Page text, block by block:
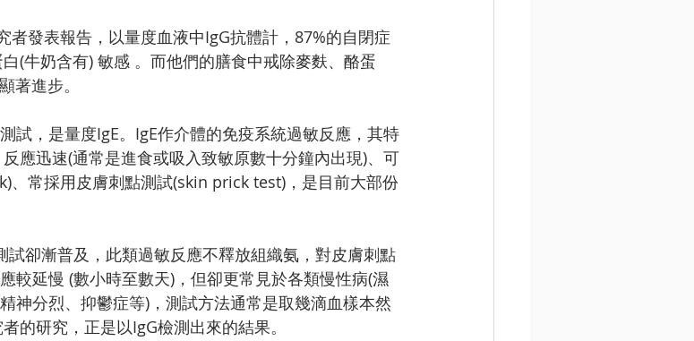
者發表報告，以量度血液中IgG抗體計，87%的自閉症
(牛奶含有) 敏感 。而他們的膳食中戒除麥麩、酪蛋
著進步。
試，是量度IgE。IgE作介體的免疫系統過敏反應，其特
應迅速(通常是進食或吸入致敏原數十分鐘內出現)、可
、常採用皮膚刺點測試(skin prick test)，是目前大部份
卻漸普及，此類過敏反應不釋放組織氨，對皮膚刺點
較延慢 (數小時至數天)，但卻更常見於各類慢性病(濕
神分烈、抑鬱症等)，測試方法通常是取幾滴血樣本然
的研究，正是以IgG檢測出來的結果。